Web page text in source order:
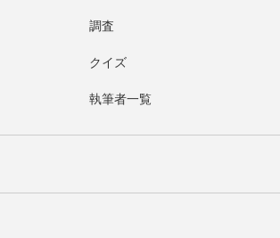
調査
クイズ
執筆者一覧